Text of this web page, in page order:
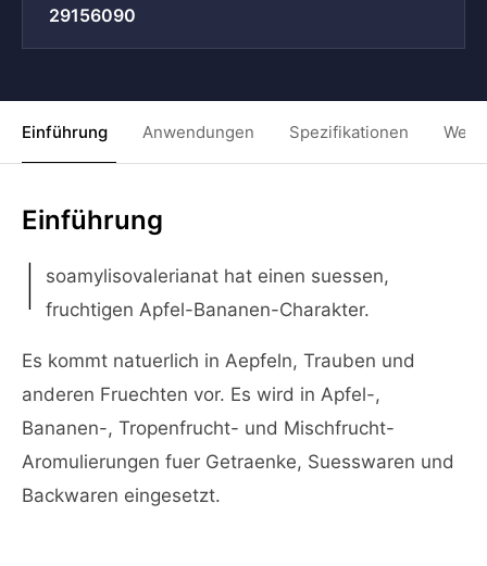
29156090
Einführung Anwendungen Spezifikationen
Einführung
I
soamylisovalerianat hat einen suessen,
fruchtigen Apfel-Bananen-Charakter.
Es kommt natuerlich in Aepfeln, Trauben und
anderen Fruechten vor. Es wird in Apfel-,
Bananen-, Tropenfrucht- und Mischfrucht-
Aromulierungen fuer Getraenke, Suesswaren und
Backwaren eingesetzt.